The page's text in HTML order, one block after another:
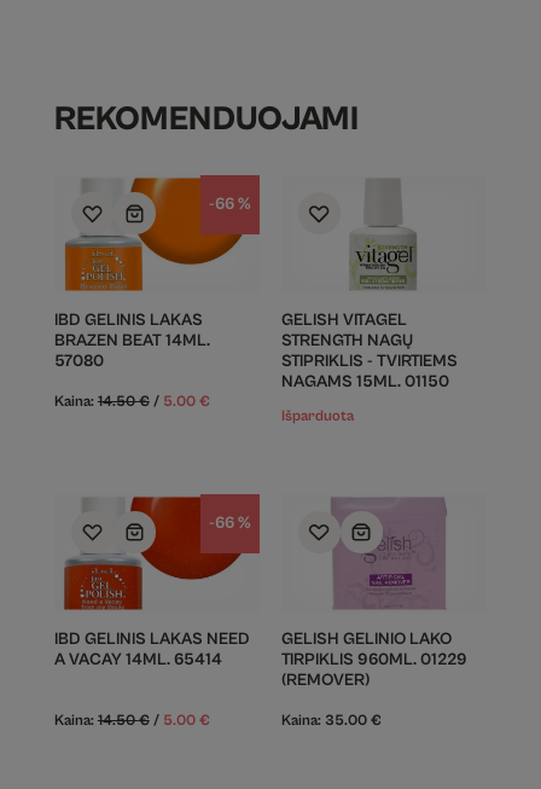
REKOMENDUOJAMI
-66 %
IBD GELINIS LAKAS
BRAZEN BEAT 14ML.
57080
Kaina: 14.50€ / 5.00 €
GELISH VITAGEL
STRENGTH NAGŲ
STIPRIKLIS - TVIRTIEMS
NAGAMS 15ML. 01150
Išparduota
-66 %
IBD GELINIS LAKAS NEED
A VACAY 14ML. 65414
Kaina: 14.50€ / 5.00 €
GELISH GELINIO LAKO
TIRPIKLIS 960ML. 01229
(REMOVER)
Kaina: 35.00 €